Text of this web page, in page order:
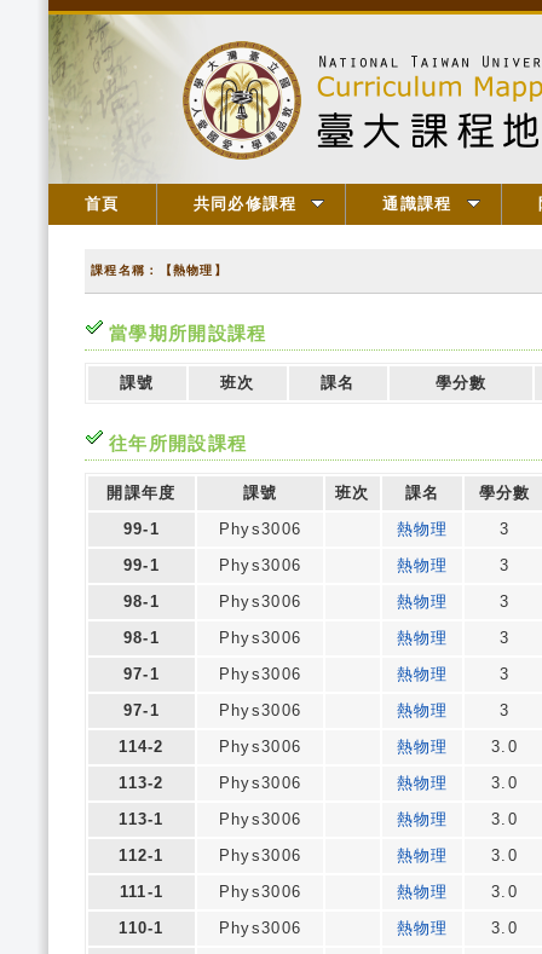
首頁 共同必修課程 通識課程
課程名稱：【熱物理】
當學期所開設課程
課號 班次 課名 學分數
往年所開設課程
開課年度 課號 班次 課名
學分數
99-1
Phys3006 熱物理
3
99-1
Phys3006 熱物理
3
98-1
Phys3006 熱物理
3
98-1
Phys3006 熱物理
3
97-1
Phys3006 熱物理
3
97-1
Phys3006 熱物理
3
114-2
Phys3006 熱物理
3.0
113-2
Phys3006 熱物理
3.0
113-1
Phys3006 熱物理
3.0
112-1
Phys3006 熱物理
3.0
111-1
Phys3006 熱物理
3.0
110-1
Phys3006 熱物理
3.0